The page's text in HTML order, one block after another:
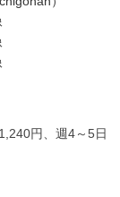
円、週4～5日